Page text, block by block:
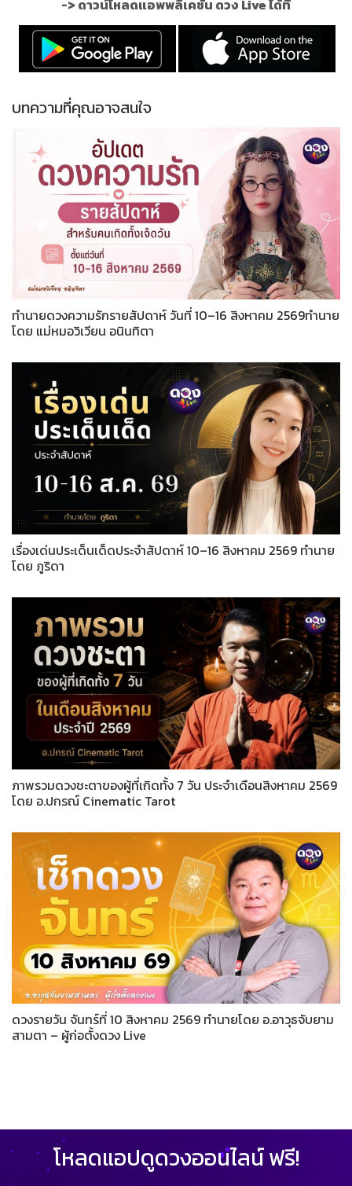
-> ดาวน์โหลดแอพพลิเคชั่น ดวง Live ได้ที่
บทความที่คุณอาจสนใจ
ทำนายดวงความรักรายสัปดาห์ วันที่ 10–16 สิงหาคม 2569ทำนาย
โดย แม่หมอวิเวียน อนินทิตา
เรื่องเด่นประเด็นเด็ดประจำสัปดาห์ 10–16 สิงหาคม 2569 ทำนาย
โดย ภูริดา
ภาพรวมดวงชะตาของผู้ที่เกิดทั้ง 7 วัน ประจำเดือนสิงหาคม 2569
โดย อ.ปกรณ์ Cinematic Tarot
ดวงรายวัน จันทร์ที่ 10 สิงหาคม 2569 ทำนายโดย อ.อาวุธจับยาม
สามตา – ผู้ก่อตั้งดวง Live
โหลดแอปดูดวงออนไลน์ ฟรี!